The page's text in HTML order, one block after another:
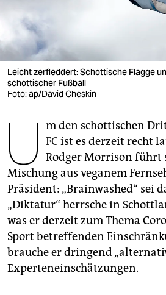
verlag
verlag
veranstaltungen
shop
unterstützen
abo
genossenschaft
epaper login
Leicht zerfleddert: Schottische Flagge
schottischer Fußball
Foto: ap/David Cheskin
U m den schottischen
FCist es derzeit recht
Rodger Morrison führt
Mischung aus veganem
Präsident: „Brainwashed“ sei
„Diktatur“ herrsche in
was er derzeit zum Thema
Sport betreffenden
brauche er dringend
Experteneinschätzungen.